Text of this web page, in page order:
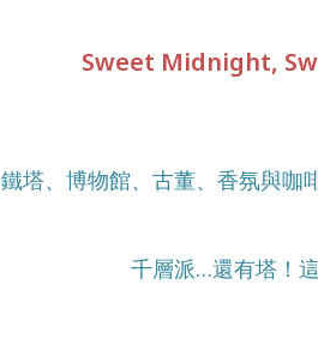
Sweet Midnight,
鐵塔、博物館、古董、香氛與咖
千層派…還有塔！